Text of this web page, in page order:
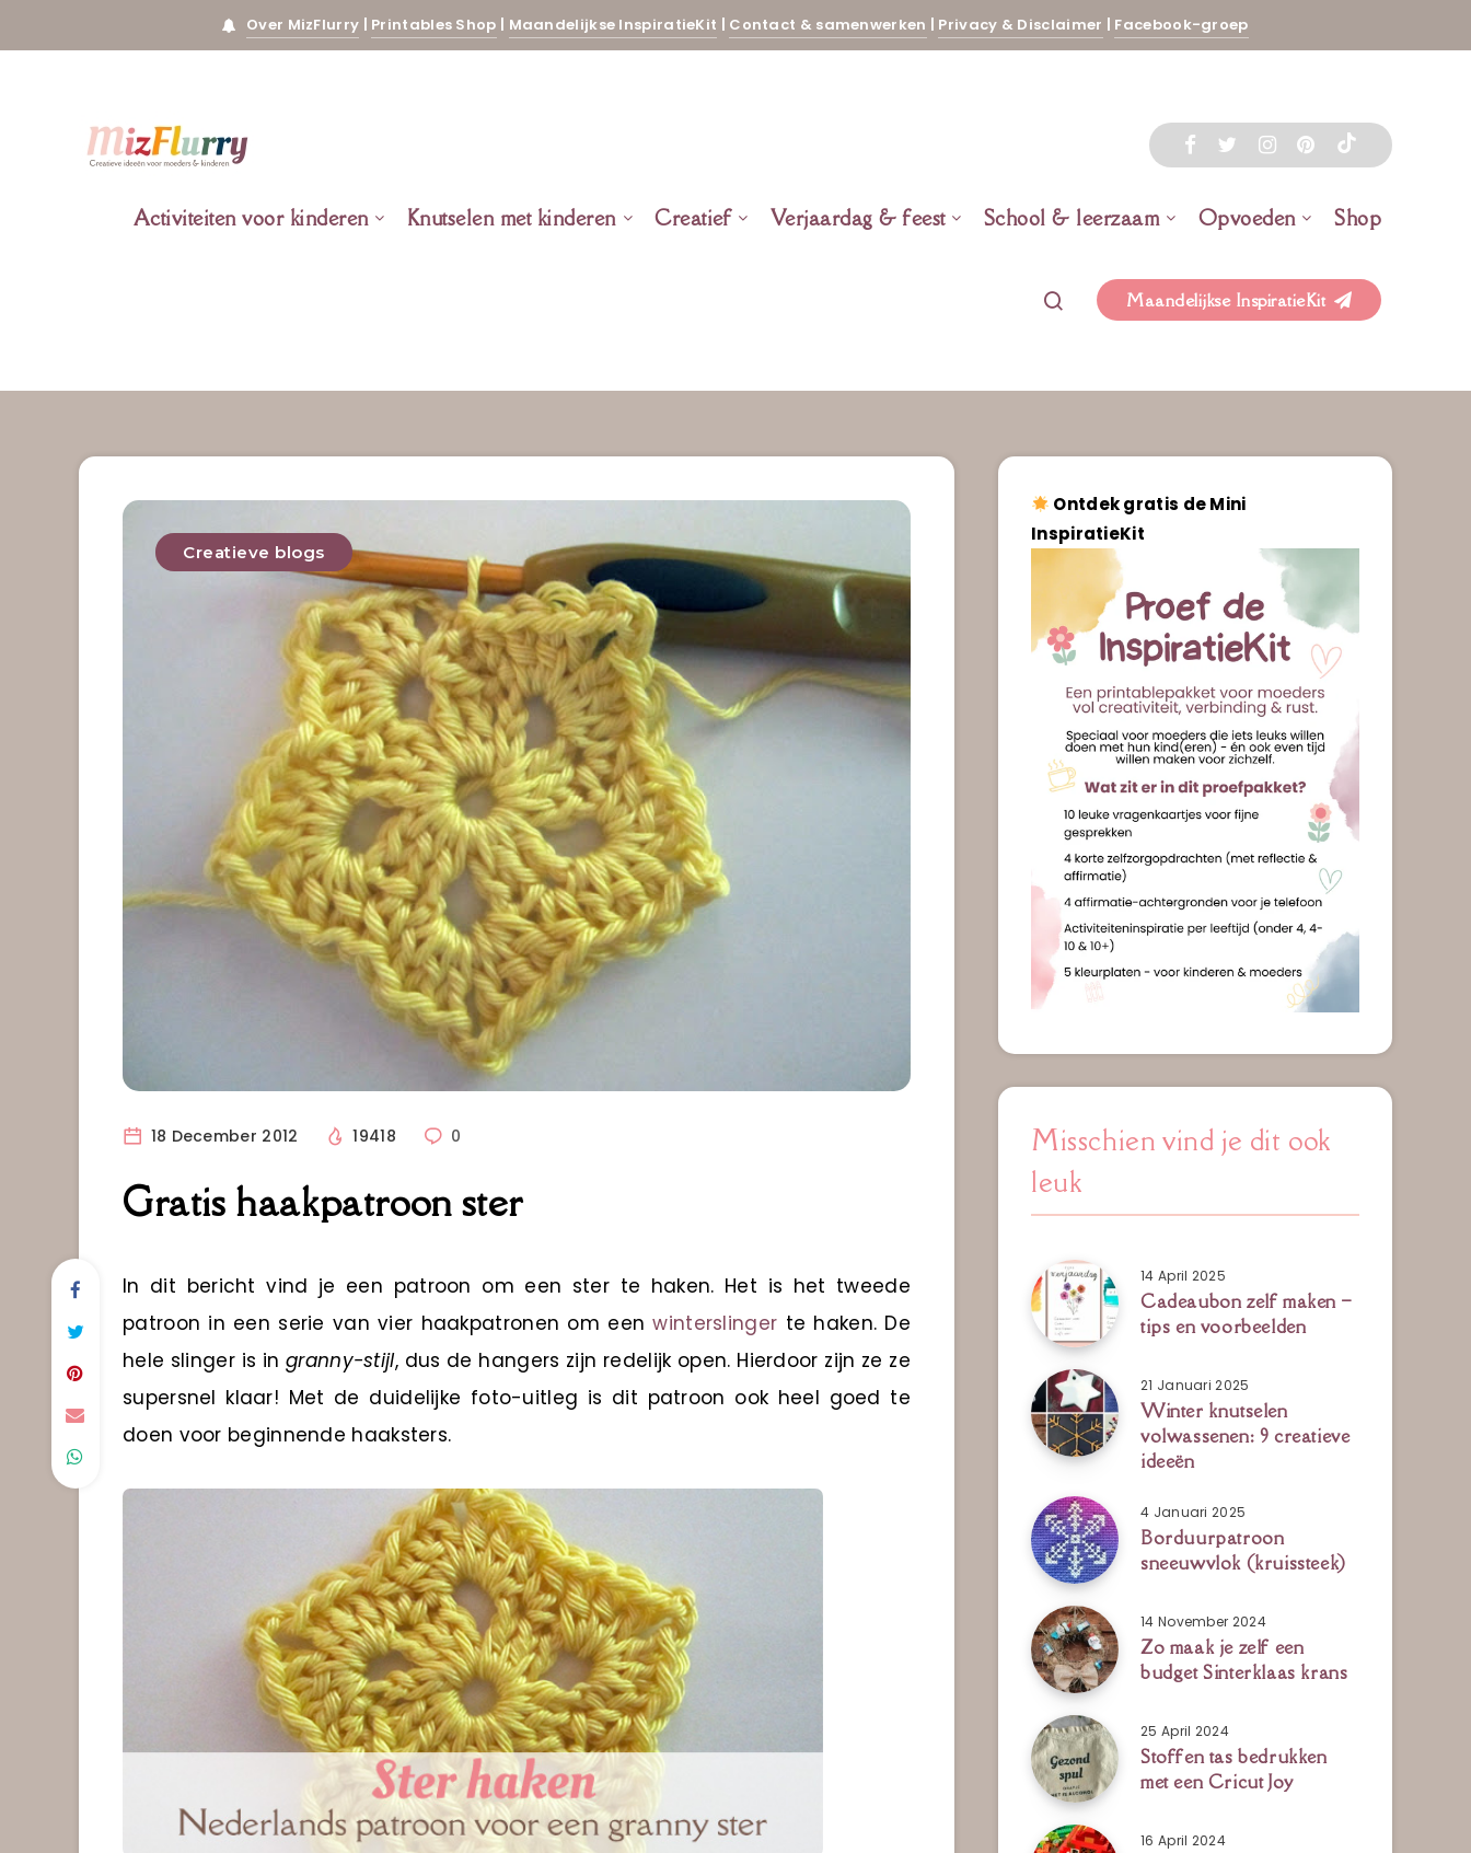
Over MizFlurry | Printables Shop | Maandelijkse InspiratieKit | Contact & samenwerken | Privacy & Disclaimer | Facebook-groep
Activiteiten voor kinderen Knutselen met kinderen Creatief Verjaardag & feest School & leerzaam Opvoeden Shop
Maandelijkse InspiratieKit
Creatieve blogs
18 December 2012 19418 0
Gratis haakpatroon ster
In dit bericht vind je een patroon om een ster te haken. Het is het tweede
patroon in een serie van vier haakpatronen om eenwinterslinger te haken. De
hele slinger is ingranny-stijl, dus de hangers zijn redelijk open. Hierdoor zijn ze ze
supersnel klaar! Met de duidelijke foto-uitleg is dit patroon ook heel goed te
doen voor beginnende haaksters.
Ontdek gratis de Mini
InspiratieKit
Misschien vind je dit ook
leuk
14 April 2025
Cadeaubon zelf maken –
tips en voorbeelden
21 Januari 2025
Winter knutselen
volwassenen: 9 creatieve
ideeën
4 Januari 2025
Borduurpatroon
sneeuwvlok (kruissteek)
14 November 2024
Zo maak je zelf een
budget Sinterklaas krans
25 April 2024
Stoffen tas bedrukken
met een Cricut Joy
16 April 2024